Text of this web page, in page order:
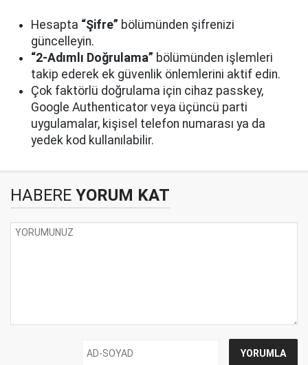
Hesapta “Şifre” bölümünden şifrenizi
güncelleyin.
“2-Adımlı Doğrulama” bölümünden işlemleri
takip ederek ek güvenlik önlemlerini aktif edin.
Çok faktörlü doğrulama için cihaz passkey,
Google Authenticator veya üçüncü parti
uygulamalar, kişisel telefon numarası ya da
yedek kod kullanılabilir.
HABERE YORUM KAT